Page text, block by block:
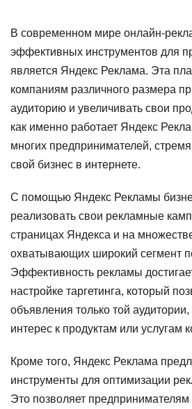
В современном мире онлайн-
эффективных инструментов для
является Яндекс Реклама. Эта
компаниям различного размера
аудиторию и увеличивать свои
как именно работает Яндекс
многих предпринимателей,
свой бизнес в интернете.
С помощью Яндекс Рекламы
реализовать свои рекламные
страницах Яндекса и на
охватывающих широкий сегмент
Эффективность рекламы
настройке таргетинга, который
объявления только той
интерес к продуктам или услугам
Кроме того, Яндекс Реклама
инструменты для оптимизации
Это позволяет предпринимателям